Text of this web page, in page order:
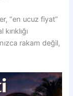
“en ucuz fiyat”
rakam değil,